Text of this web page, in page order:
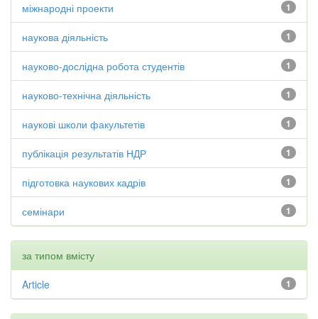
1
міжнародні проекти
1
наукова діяльність
1
науково-дослідна робота студентів
1
науково-технічна діяльність
1
наукові школи факультетів
1
публікація результатів НДР
1
підготовка наукових кадрів
1
семінари
за типом вмісту
1
Article